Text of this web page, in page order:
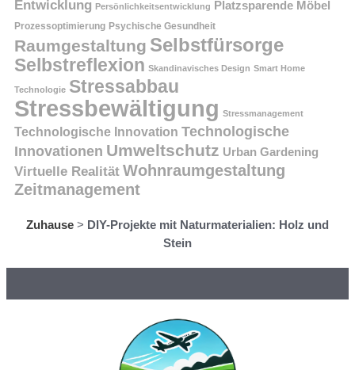
Entwicklung Persönlichkeitsentwicklung Platzsparende Möbel
Prozessoptimierung Psychische Gesundheit
Raumgestaltung Selbstfürsorge
Selbstreflexion Skandinavisches Design Smart Home
Technologie Stressabbau
Stressbewältigung Stressmanagement
Technologische Innovation Technologische
Innovationen Umweltschutz Urban Gardening
Virtuelle Realität Wohnraumgestaltung
Zeitmanagement
Zuhause > DIY-Projekte mit Naturmaterialien: Holz und
Stein